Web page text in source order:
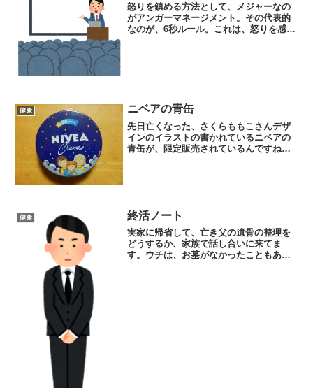
怒りを鎮める方法として、メジャーなの
がアンガーマネージメント。その代表的
なのが、6秒ルール。これは、怒りを感じ
健康 ニベアの青缶
先日亡くなった、さくらももこさんデザ
インのイラストの書かれているニベアの
青缶が、限定販売されているんですね。
健康 終活ノート
実家に帰省して、亡き父の遺骨の整理を
どうするか、家族で話し合いに来てま
す。ウチは、お墓がなかったこともあ